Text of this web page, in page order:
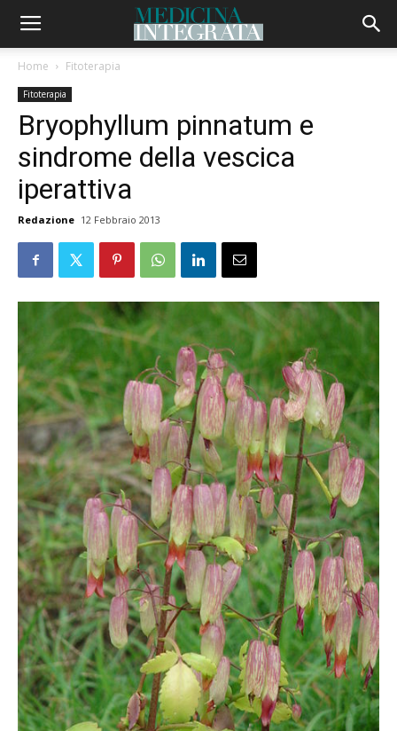
Home Fitoterapia
Fitoterapia
Bryophyllum pinnatum e
sindrome della vescica
iperattiva
Redazione 12 Febbraio 2013